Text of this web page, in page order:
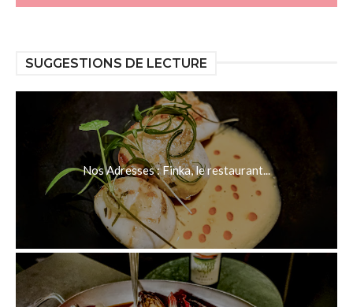
SUGGESTIONS DE LECTURE
Nos Adresses : Finka, le restaurant...